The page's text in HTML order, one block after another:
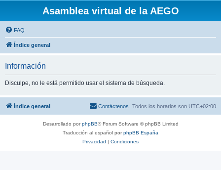
Asamblea virtual de la AEGO
FAQ
Índice general
Información
Disculpe, no le está permitido usar el sistema de búsqueda.
Índice general Todos los horarios son UTC+02:00
Contáctenos
Desarrollado porphpBB® Forum Software © phpBB Limited
Traducción al español porphpBB España
Privacidad | Condiciones